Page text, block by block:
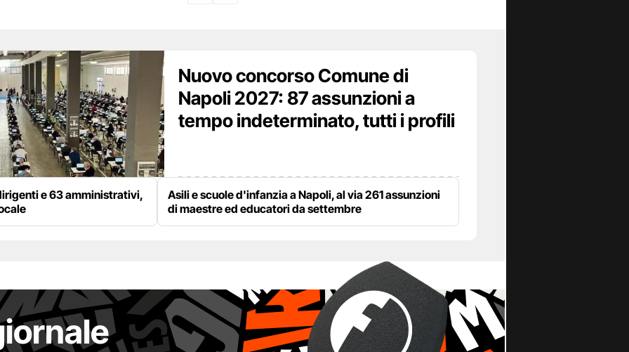
Nuovo concorso Comune di
Napoli 2027: 87 assunzioni a
tempo indeterminato, tutti i profili
e 63 amministrativi,
Asili e scuole d'infanzia a Napoli, al via 261 assunzioni
di maestre ed educatori da settembre